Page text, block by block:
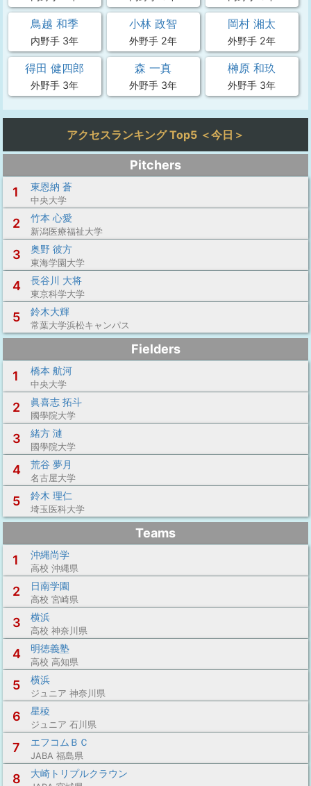
鳥越 和季
内野手 3年
小林 政智
外野手 2年
岡村 湘太
外野手 2年
得田 健四郎
外野手 3年
森 一真
外野手 3年
榊原 和玖
外野手 3年
アクセスランキング Top5 ＜今日＞
Pitchers
1
東恩納 蒼
中央大学
2 竹本 心愛
新潟医療福祉大学
3 奥野 彼方
東海学園大学
4 長谷川 大将
東京科学大学
5 鈴木大輝
常葉大学浜松キャンパス
Fielders
1
橋本 航河
中央大学
2 眞喜志 拓斗
國學院大学
3 緒方 漣
國學院大学
4 荒谷 夢月
名古屋大学
5 鈴木 理仁
埼玉医科大学
Teams
1
沖縄尚学
高校 沖縄県
2 日南学園
高校 宮崎県
3 横浜
高校 神奈川県
4 明徳義塾
高校 高知県
5 横浜
ジュニア 神奈川県
6 星稜
ジュニア 石川県
7 エフコムＢＣ
JABA 福島県
8 大崎トリプルクラウン